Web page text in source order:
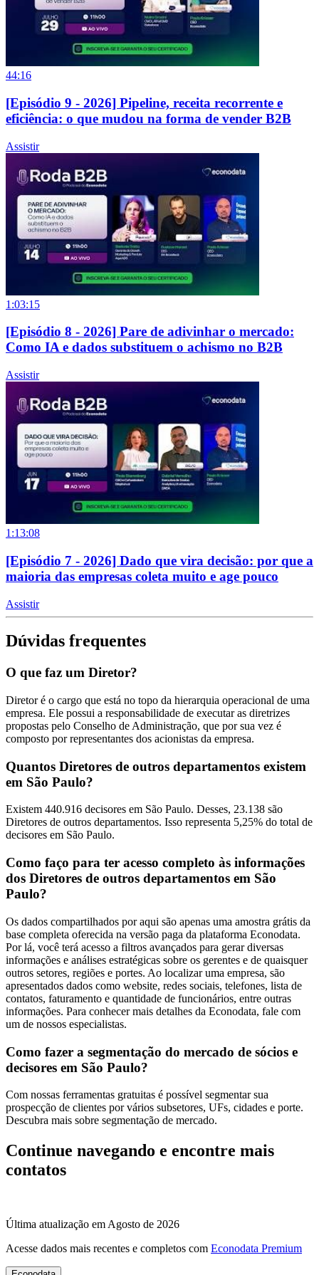
44:16
[Episódio 9 - 2026] Pipeline, receita recorrente e
eficiência: o que mudou na forma de vender B2B
Assistir
1:03:15
[Episódio 8 - 2026] Pare de adivinhar o mercado:
Como IA e dados substituem o achismo no B2B
Assistir
1:13:08
[Episódio 7 - 2026] Dado que vira decisão: por que a
maioria das empresas coleta muito e age pouco
Assistir
Dúvidas frequentes
O que faz um Diretor?
Diretor é o cargo que está no topo da hierarquia operacional de uma
empresa. Ele possui a responsabilidade de executar as diretrizes
propostas pelo Conselho de Administração, que por sua vez é
composto por representantes dos acionistas da empresa.
Quantos Diretores de outros departamentos existem
em São Paulo?
Existem 440.916 decisores em São Paulo. Desses, 23.138 são
Diretores de outros departamentos. Isso representa 5,25% do total de
decisores em São Paulo.
Como faço para ter acesso completo às informações
dos Diretores de outros departamentos em São
Paulo?
Os dados compartilhados por aqui são apenas uma amostra grátis da
base completa oferecida na versão paga da plataforma Econodata.
Por lá, você terá acesso a filtros avançados para gerar diversas
informações e análises estratégicas sobre os gerentes e de quaisquer
outros setores, regiões e portes. Ao localizar uma empresa, são
apresentados dados como website, redes sociais, telefones, lista de
contatos, faturamento e quantidade de funcionários, entre outras
informações. Para conhecer mais detalhes da Econodata, fale com
um de nossos especialistas.
Como fazer a segmentação do mercado de sócios e
decisores em São Paulo?
Com nossas ferramentas gratuitas é possível segmentar sua
prospecção de clientes por vários subsetores, UFs, cidades e porte.
Descubra mais sobre segmentação de mercado.
Continue navegando e encontre mais
contatos
Última atualização em Agosto de 2026
Acesse dados mais recentes e completos com Econodata Premium